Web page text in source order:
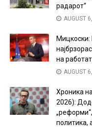
радарот“
AUGUST
на
AUGUST
Хроника
2026):
политика,